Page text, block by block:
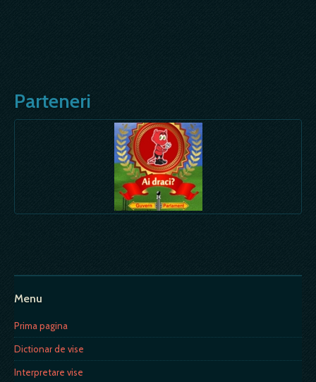
Parteneri
Menu
Prima pagina
Dictionar de vise
Interpretare vise